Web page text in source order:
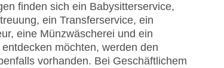
finden sich ein Babysitterservice,
ein Transferservice, ein
eine Münzwäscherei und ein
möchten, werden den
vorhanden. Bei Geschäftlichem